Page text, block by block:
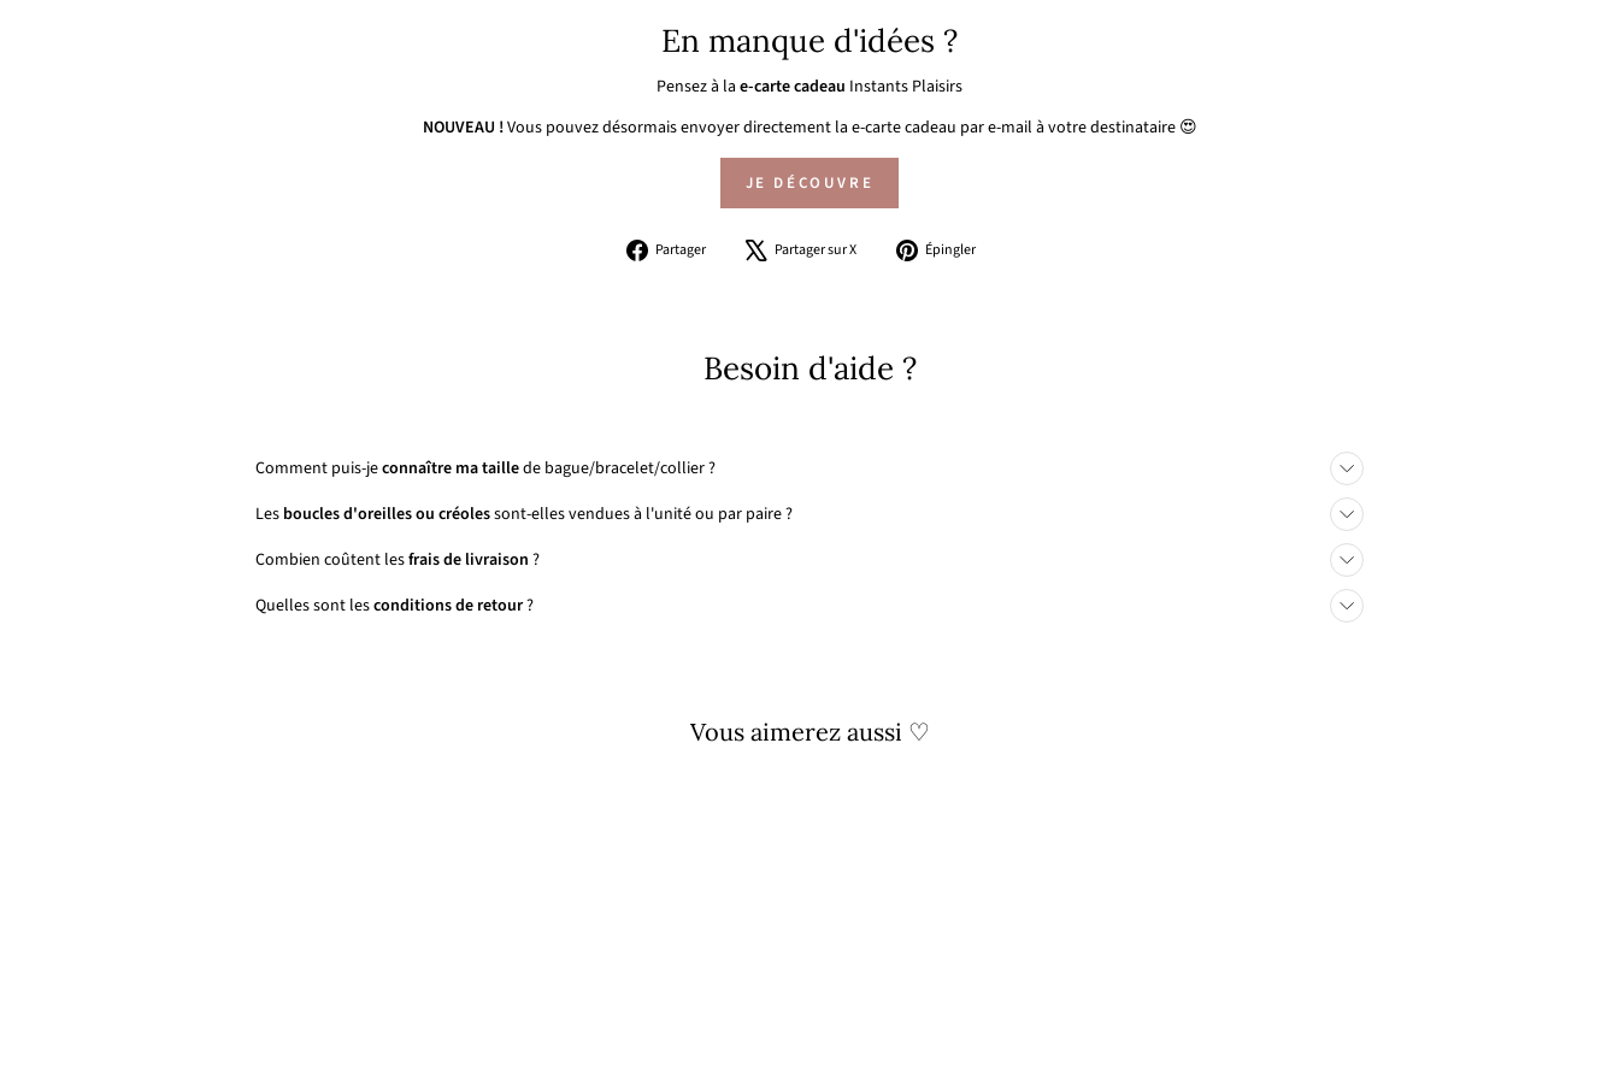
En manque d'idées ?
Pensez à la e-carte cadeau Instants Plaisirs
NOUVEAU !Vous pouvez désormais envoyer directement la e-carte cadeau par e-mail à votre destinataire 😍
JE DÉCOUVRE
Partager
PartagerPartager sur X
TweeterÉpingler
Besoin d'aide ?
Comment puis-jeconnaître ma taillede bague/bracelet/collier ?
Les boucles d'oreilles ou créolessont-elles vendues à l'unité ou par paire ?
Combien coûtent lesfrais de livraison ?
Quelles sont lesconditions de retour?
Vous aimerez aussi ♡